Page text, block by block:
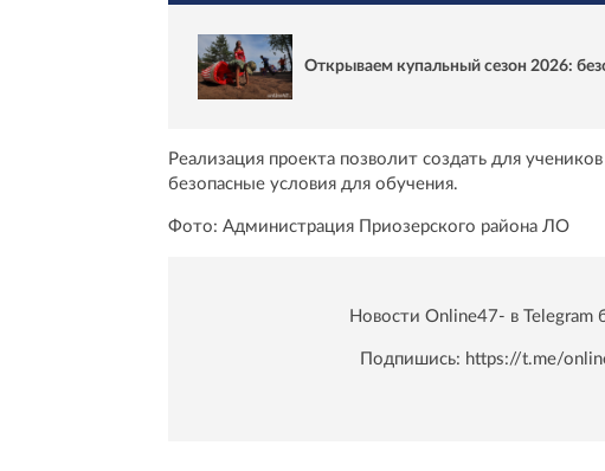
Открываем купальный сезон 2026:
Реализация проекта позволит создать для
безопасные условия для обучения.
Фото: Администрация Приозерского района ЛО
Новости Online47- в Telegram
Подпишись: https://t.me/